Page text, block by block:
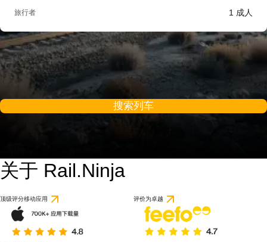
旅行者 1 成人
搜索列车
关于 Rail.Ninja
顶级评分移动应用 评价为卓越